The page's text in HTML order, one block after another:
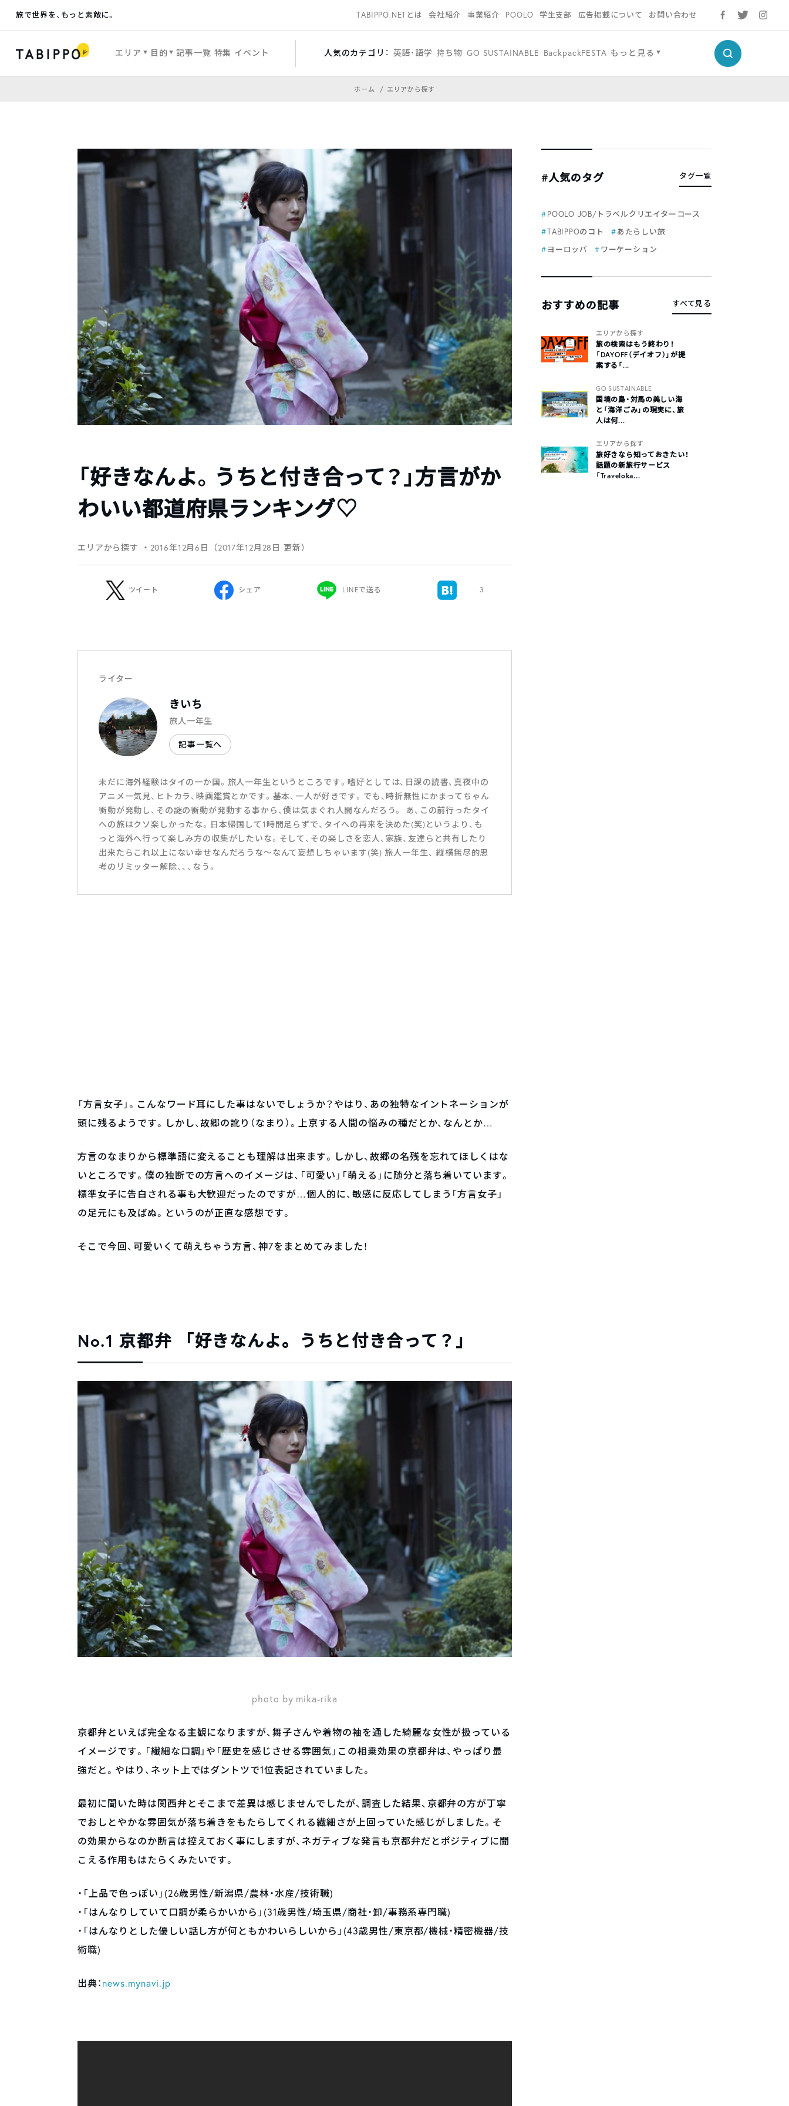
旅で世界を、もっと素敵に。 TABIPPO.NETとは 会社紹介 事業紹介 POOLO 学生支部 広告掲載について お問い合わせ
エリア 目的 記事一覧 特集 イベント 人気のカテゴリ： 英語・語学 持ち物 GO SUSTAINABLE BackpackFESTA もっと見る
ホーム エリアから探す
「好きなんよ。うちと付き合って？」方言がか
わいい都道府県ランキング♡
エリアから探す ・2016年12月6日（2017年12月28日 更新）
ツイート シェア LINEで送る 3
ライター
きいち
旅人一年生
記事一覧へ
未だに海外経験はタイの一か国。旅人一年生というところです。嗜好としては、日課の読書、真夜中の
アニメ一気見、ヒトカラ、映画鑑賞とかです。基本、一人が好きです。でも、時折無性にかまってちゃん
衝動が発動し、その謎の衝動が発動する事から、僕は気まぐれ人間なんだろう。 あ、この前行ったタイ
への旅はクソ楽しかったな。日本帰国して1時間足らずで、タイへの再来を決めた(笑)というより、も
っと海外へ行って楽しみ方の収集がしたいな。そして、その楽しさを恋人、家族、友達らと共有したり
出来たらこれ以上にない幸せなんだろうな～なんて妄想しちゃいます(笑) 旅人一年生、 縦横無尽的思
考のリミッター解除、、、なう。
「方言女子」。こんなワード耳にした事はないでしょうか？やはり、あの独特なイントネーションが
頭に残るようです。しかし、故郷の訛り（なまり）。上京する人間の悩みの種だとか、なんとか…
方言のなまりから標準語に変えることも理解は出来ます。しかし、故郷の名残を忘れてほしくはな
いところです。僕の独断での方言へのイメージは、「可愛い」「萌える」に随分と落ち着いています。
標準女子に告白される事も大歓迎だったのですが…個人的に、敏感に反応してしまう「方言女子」
の足元にも及ばぬ。というのが正直な感想です。
そこで今回、可愛いくて萌えちゃう方言、神7をまとめてみました！
No.1 京都弁 「好きなんよ。うちと付き合って？」
photo by mika-rika
京都弁といえば完全なる主観になりますが、舞子さんや着物の袖を通した綺麗な女性が扱っている
イメージです。「繊細な口調」や「歴史を感じさせる雰囲気」この相乗効果の京都弁は、やっぱり最
強だと。やはり、ネット上ではダントツで1位表記されていました。
最初に聞いた時は関西弁とそこまで差異は感じませんでしたが、調査した結果、京都弁の方が丁寧
でおしとやかな雰囲気が落ち着きをもたらしてくれる繊細さが上回っていた感じがしました。そ
の効果からなのか断言は控えておく事にしますが、ネガティブな発言も京都弁だとポジティブに聞
こえる作用もはたらくみたいです。
・「上品で色っぽい」(26歳男性/新潟県/農林・水産/技術職)
・「はんなりしていて口調が柔らかいから」(31歳男性/埼玉県/商社・卸/事務系専門職)
・「はんなりとした優しい話し方が何ともかわいらしいから」(43歳男性/東京都/機械・精密機器/技
術職)
出典：news.mynavi.jp
#人気のタグ タグ一覧
POOLO JOB/トラベルクリエイターコース
TABIPPOのコト
あたらしい旅
ヨーロッパ
ワーケーション
おすすめの記事 すべて見る
エリアから探す
旅の検索はもう終わり！
「DAYOFF（デイオフ）」が提
案する「...
GO SUSTAINABLE
国境の島・対馬の美しい海
と「海洋ごみ」の現実に、旅
人は何...
エリアから探す
旅好きなら知っておきたい！
話題の新旅行サービス
「Traveloka...